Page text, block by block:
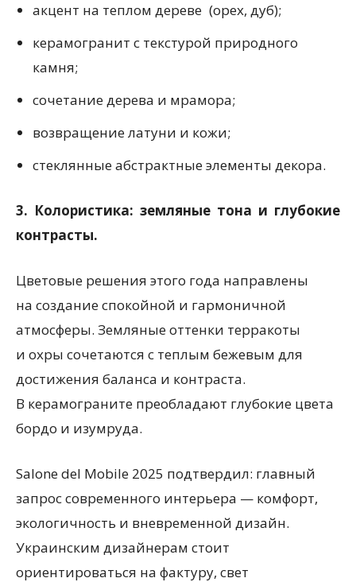
акцент на теплом дереве (орех, дуб);
керамогранит с текстурой природного
камня;
сочетание дерева и мрамора;
возвращение латуни и кожи;
стеклянные абстрактные элементы декора.
3. Колористика: земляные тона и глубокие
контрасты.
Цветовые решения этого года направлены
на создание спокойной и гармоничной
атмосферы. Земляные оттенки терракоты
и охры сочетаются с теплым бежевым для
достижения баланса и контраста.
В керамограните преобладают глубокие цвета
бордо и изумруда.
Salone del Mobile 2025 подтвердил: главный
запрос современного интерьера — комфорт,
экологичность и вневременной дизайн.
Украинским дизайнерам стоит
ориентироваться на фактуру, свет